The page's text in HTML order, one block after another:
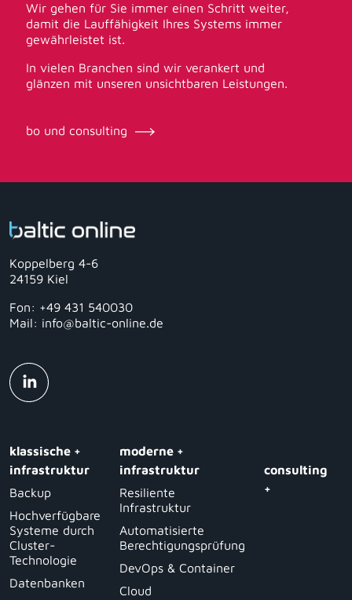
Wir gehen für Sie immer einen Schritt weiter,
damit die Lauffähigkeit Ihres Systems immer
gewährleistet ist.
In vielen Branchen sind wir verankert und
glänzen mit unseren unsichtbaren Leistungen.
bo und consulting
Koppelberg 4-6
24159 Kiel
Fon: +49 431 540030
Mail: info@baltic-online.de
klassische +
infrastruktur
Backup
Hochverfügbare
Systeme durch
Cluster-
Technologie
Datenbanken
moderne +
infrastruktur
Resiliente
Infrastruktur
Automatisierte
Berechtigungsprüfung
DevOps & Container
Cloud
consulting
+